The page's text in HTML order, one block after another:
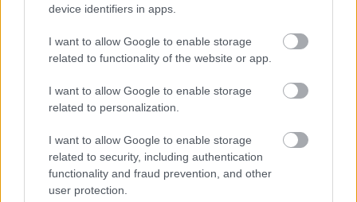
device identifiers in apps.
I want to allow Google to enable storage
related to functionality of the website or app.
I want to allow Google to enable storage
related to personalization.
I want to allow Google to enable storage
related to security, including authentication
functionality and fraud prevention, and other
user protection.
PODCASTS